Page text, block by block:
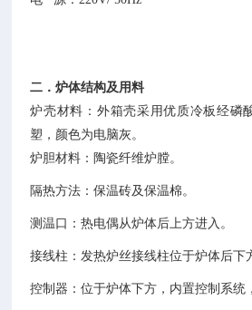
二 ．炉体结构及用料
炉壳材料：外箱壳采用优质冷板经磷
塑，颜色为电脑灰。
炉胆材料：陶瓷纤维炉膛。
隔热方法：保温砖及保温棉。
测温口：热电偶从炉体后上方进入。
接线柱：发热炉丝接线柱位于炉体后下
控制器：位于炉体下方，内置控制系统